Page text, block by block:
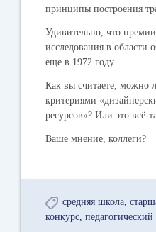
принципы построения
Удивительно, что
исследования в области
еще в 1972 году.
Как вы считаете, можно
критериями
ресурсов»? Или это всё-
Ваше мнение, коллеги?
средняя школа
конкурс